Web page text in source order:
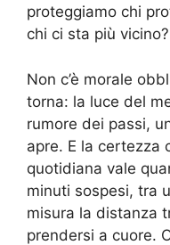
proteggiamo chi
chi ci sta più vicino?
Non c’è morale
torna: la luce del
rumore dei passi,
apre. E la certezza
quotidiana vale
minuti sospesi, tra
misura la distanza
prendersi a cuore.